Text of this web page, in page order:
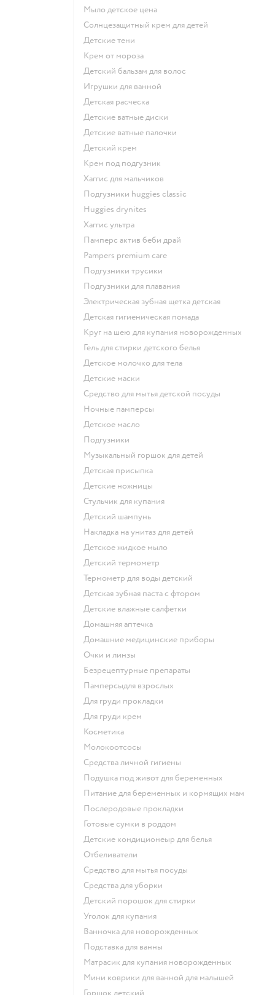
мыло детское цена
солнцезащитный крем для детей
детские тени
крем от мороза
детский бальзам для волос
игрушки для ванной
детская расческа
детские ватные диски
детские ватные палочки
детский крем
крем под подгузник
хаггис для мальчиков
подгузники huggies classic
huggies drynites
хаггис ультра
памперс актив беби драй
pampers premium care
подгузники трусики
подгузники для плавания
электрическая зубная щетка детская
детская гигиеническая помада
круг на шею для купания новорожденных
гель для стирки детского белья
детское молочко для тела
детские маски
средство для мытья детской посуды
ночные памперсы
детское масло
подгузники
музыкальный горшок для детей
детская присыпка
детские ножницы
стульчик для купания
детский шампунь
накладка на унитаз для детей
детское жидкое мыло
детский термометр
термометр для воды детский
детская зубная паста с фтором
детские влажные салфетки
домашняя аптечка
домашние медицинские приборы
очки и линзы
безрецептурные препараты
памперсыдля взрослых
для груди прокладки
для груди крем
косметика
Молокоотсосы
средства личной гигиены
подушка под живот для беременных
питание для беременных и кормящих мам
послеродовые прокладки
готовые сумки в роддом
детские кондиционеыр для белья
отбеливатели
средство для мытья посуды
средства для уборки
детский порошок для стирки
уголок для купания
ванночка для новорожденных
подставка для ванны
матрасик для купания новорожденных
мини коврики для ванной для малышей
горшок детский